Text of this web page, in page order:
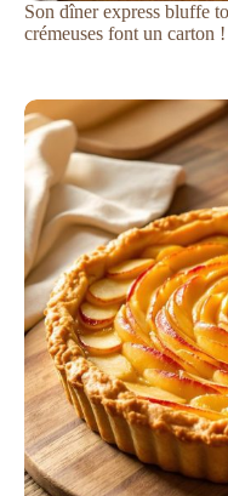
Son dîner express bluffe
crémeuses font un carton !